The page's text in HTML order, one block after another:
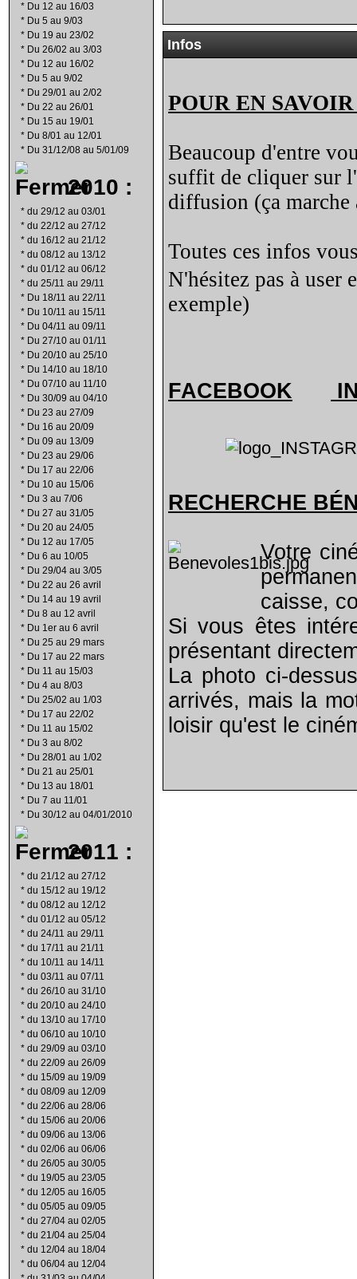
* Du 12 au 16/03
* Du 5 au 9/03
* Du 19 au 23/02
* Du 26/02 au 3/03
* Du 12 au 16/02
* Du 5 au 9/02
* Du 29/01 au 2/02
* Du 22 au 26/01
* Du 15 au 19/01
* Du 8/01 au 12/01
* Du 31/12/08 au 5/01/09
2010 :
* du 29/12 au 03/01
* du 22/12 au 27/12
* du 16/12 au 21/12
* du 08/12 au 13/12
* du 01/12 au 06/12
* du 25/11 au 29/11
* Du 18/11 au 22/11
* Du 10/11 au 15/11
* Du 04/11 au 09/11
* Du 27/10 au 01/11
* Du 20/10 au 25/10
* Du 14/10 au 18/10
* Du 07/10 au 11/10
* Du 30/09 au 04/10
* Du 23 au 27/09
* Du 16 au 20/09
* Du 09 au 13/09
* Du 23 au 29/06
* Du 17 au 22/06
* Du 10 au 15/06
* Du 3 au 7/06
* Du 27 au 31/05
* Du 20 au 24/05
* Du 12 au 17/05
* Du 6 au 10/05
* Du 29/04 au 3/05
* Du 22 au 26 avril
* Du 14 au 19 avril
* Du 8 au 12 avril
* Du 1er au 6 avril
* Du 25 au 29 mars
* Du 17 au 22 mars
* Du 11 au 15/03
* Du 4 au 8/03
* Du 25/02 au 1/03
* Du 17 au 22/02
* Du 11 au 15/02
* Du 3 au 8/02
* Du 28/01 au 1/02
* Du 21 au 25/01
* Du 13 au 18/01
* Du 7 au 11/01
* Du 30/12 au 04/01/2010
2011 :
* du 21/12 au 27/12
* du 15/12 au 19/12
* du 08/12 au 12/12
* du 01/12 au 05/12
* du 24/11 au 29/11
* du 17/11 au 21/11
* du 10/11 au 14/11
* du 03/11 au 07/11
* du 26/10 au 31/10
* du 20/10 au 24/10
* du 13/10 au 17/10
* du 06/10 au 10/10
* du 29/09 au 03/10
* du 22/09 au 26/09
* du 15/09 au 19/09
* du 08/09 au 12/09
* du 22/06 au 28/06
* du 15/06 au 20/06
* du 09/06 au 13/06
* du 02/06 au 06/06
* du 26/05 au 30/05
* du 19/05 au 23/05
* du 12/05 au 16/05
* du 05/05 au 09/05
* du 27/04 au 02/05
* du 21/04 au 25/04
* du 12/04 au 18/04
* du 06/04 au 12/04
Infos
POUR EN
Beaucoup d'entre
suffit de cliquer sur
diffusion (ça
Toutes ces infos
N'hésitez pas à user
exemple)
FACEBOOK
RECHERCHE BÉ
Votre
caisse,
Si vous êtes
présentant
La photo ci-
arrivés, mais la
loisir qu'est le